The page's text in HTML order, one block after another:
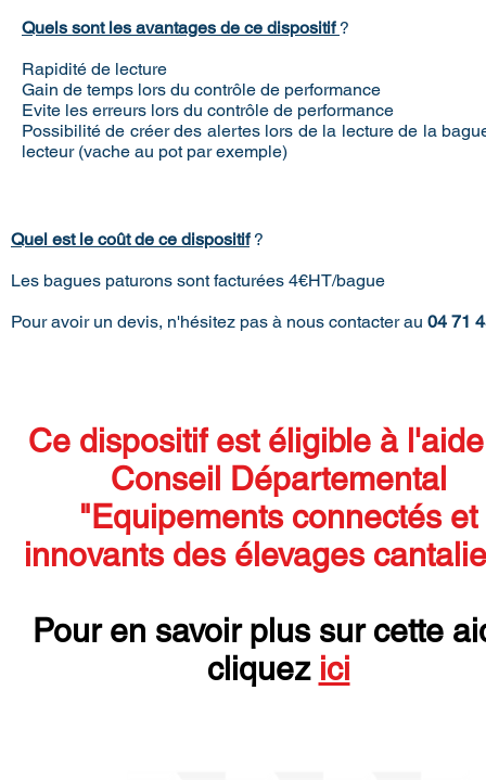
Quels sont les avantages de ce dispositif ?
Rapidité de lecture
Gain de temps lors du contrôle de performance
Evite les erreurs lors du contrôle de performance
Possibilité de créer des alertes lors de la lecture de la
lecteur (vache au pot par exemple)
Quel est le coût de ce dispositif?
Les bagues paturons sont facturées 4€HT/bague
Pour avoir un devis, n'hésitez pas à nous contacter au 04 71
Ce dispositif est éligible à
Conseil Départemental
"Equipements connectés et
innovants des élevages
Pour en savoir plus sur cette
cliquez ici